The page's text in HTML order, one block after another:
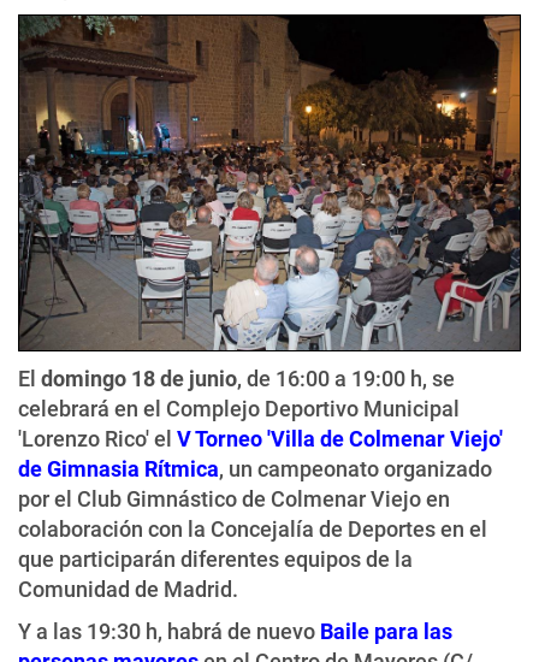
El domingo 18 de junio, de 16:00 a 19:00 h, se
celebrará en el Complejo Deportivo Municipal
'Lorenzo Rico' el V Torneo 'Villa de Colmenar Viejo'
de Gimnasia Rítmica, un campeonato organizado
por el Club Gimnástico de Colmenar Viejo en
colaboración con la Concejalía de Deportes en el
que participarán diferentes equipos de la
Comunidad de Madrid.
Y a las 19:30 h, habrá de nuevo Baile para las